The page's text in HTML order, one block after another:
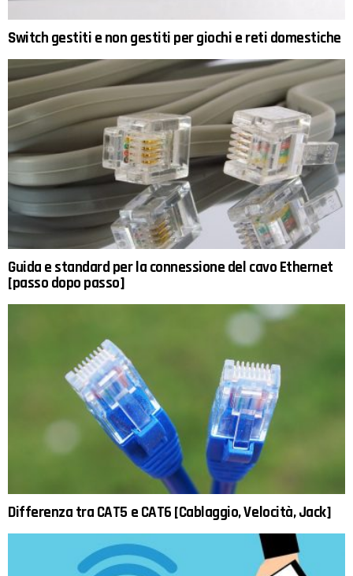
Switch gestiti e non gestiti per giochi e reti domestiche
Guida e standard per la connessione del cavo Ethernet
[passo dopo passo]
Differenza tra CAT5 e CAT6 [Cablaggio, Velocità, Jack]